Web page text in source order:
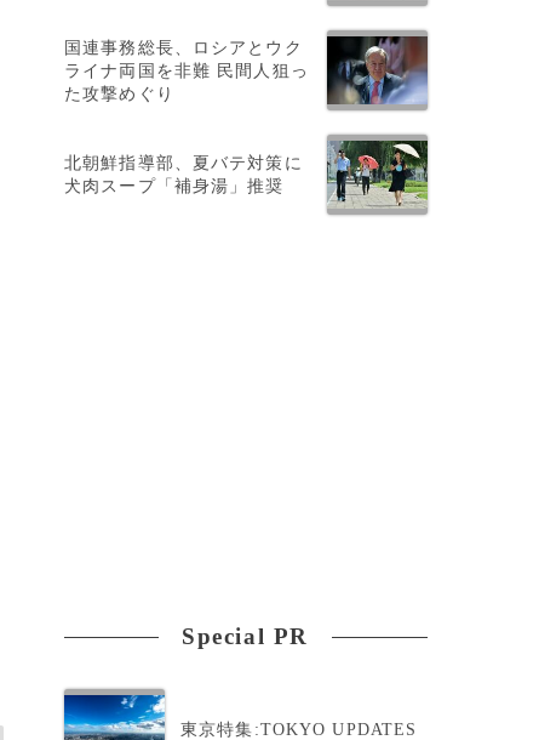
国連事務総長、ロシアとウク
ライナ両国を非難 民間人狙っ
た攻撃めぐり
北朝鮮指導部、夏バテ対策に
犬肉スープ「補身湯」推奨
Special PR
東京特集:TOKYO UPDATES